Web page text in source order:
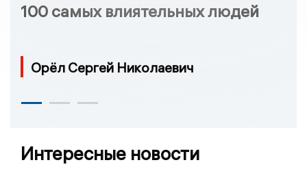
100 самых влиятельных людей
Орёл Сергей Николаевич
Интересные новости